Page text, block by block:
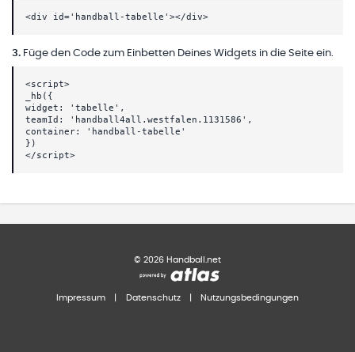
<div id='handball-tabelle'></div>
3. Füge den Code zum Einbetten Deines Widgets in die Seite ein.
<script>
_hb({
widget: 'tabelle',
teamId: 'handball4all.westfalen.1131586',
container: 'handball-tabelle'
})
</script>
© 2026 Handball.net
Impressum Datenschutz Nutzungsbedingungen